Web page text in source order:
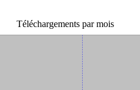
Téléchargements par mois